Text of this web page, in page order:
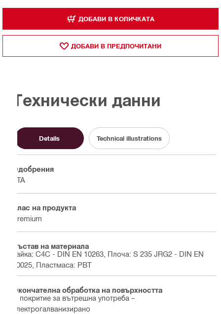
ДОБАВИ В КОЛИЧКАТА
ДОБАВИ В ПРЕДПОЧИТАНИ
Технически данни
Details Technical illustrations
Одобрения
ETA
Клас на продукта
Premium
Състав на материала
Гайка: C4C - DIN EN 10263, Плоча: S 235 JRG2 - DIN EN
10025, Пластмаса: PBT
Окончателна обработка на повърхността
С покритие за вътрешна употреба –
електрогалванизирано